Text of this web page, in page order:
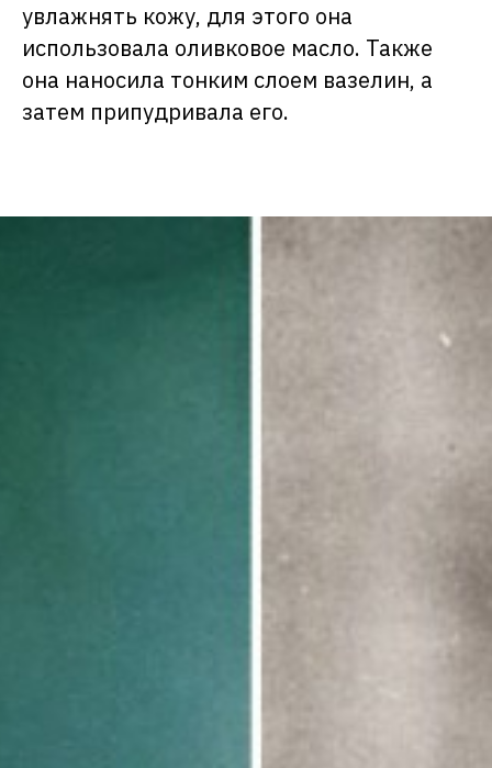
увлажнять кожу, для этого она
использовала оливковое масло. Также
она наносила тонким слоем вазелин, а
затем припудривала его.